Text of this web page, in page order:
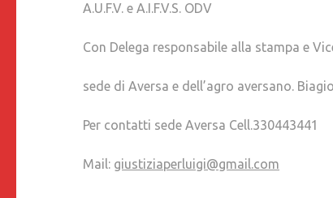
A.U.F.V. e A.I.F.V.S. ODV
Con Delega responsabile alla stampa e
sede di Aversa e dell’agro aversano.
Per contatti sede Aversa Cell.330443441
Mail: giustiziaperluigi@gmail.com